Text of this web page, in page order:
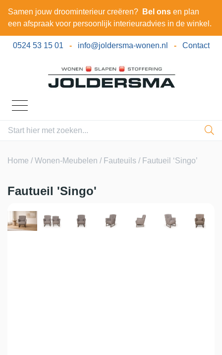
Samen jouw droominterieur creëren? Bel ons en plan
een afspraak voor persoonlijk interieuradvies in de winkel.
0524 53 15 01 - info@joldersma-wonen.nl - Contact
Home /Wonen-Meubelen / Fauteuils / Fautueil ‘Singo’
Fautueil 'Singo'